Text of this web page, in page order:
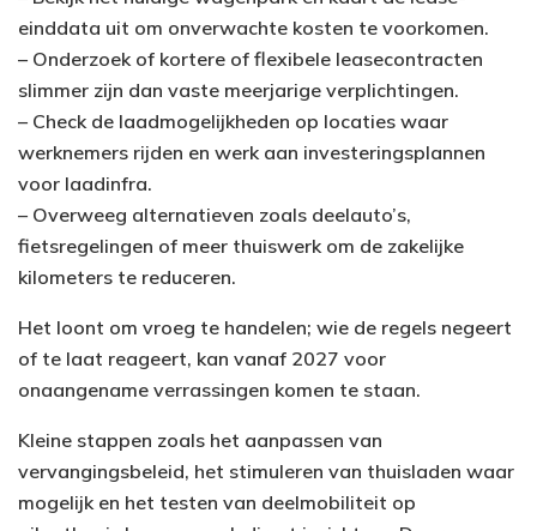
einddata uit om onverwachte kosten te voorkomen.
– Onderzoek of kortere of flexibele leasecontracten
slimmer zijn dan vaste meerjarige verplichtingen.
– Check de laadmogelijkheden op locaties waar
werknemers rijden en werk aan investeringsplannen
voor laadinfra.
– Overweeg alternatieven zoals deelauto’s,
fietsregelingen of meer thuiswerk om de zakelijke
kilometers te reduceren.
Het loont om vroeg te handelen; wie de regels negeert
of te laat reageert, kan vanaf 2027 voor
onaangename verrassingen komen te staan.
Kleine stappen zoals het aanpassen van
vervangingsbeleid, het stimuleren van thuisladen waar
mogelijk en het testen van deelmobiliteit op